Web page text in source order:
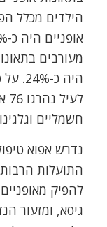
הילדים מכלל
מעורבים
היה
חשמליים
נדרש אפוא
התועלות
להפיק
גיסא, ומזעור